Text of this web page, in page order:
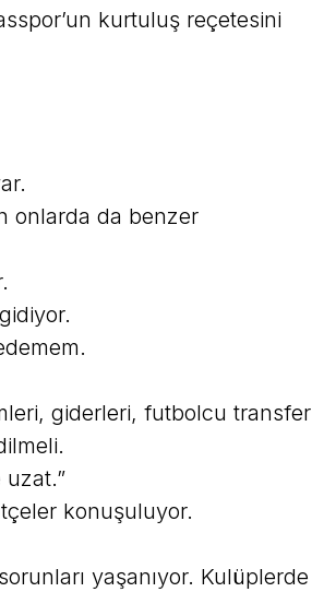
kurtuluş reçetesini
onlarda da benzer
giderleri, futbolcu transfer
uzat.”
konuşuluyor.
yaşanıyor. Kulüplerde